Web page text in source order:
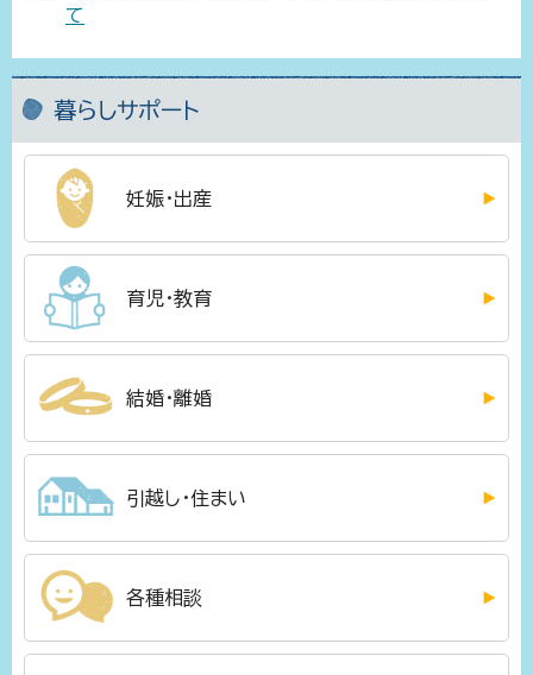
て
暮らしサポート
妊娠・出産
育児・教育
結婚・離婚
引越し・住まい
各種相談